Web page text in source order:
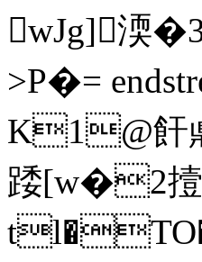
wJg]渜
>P�=
K1@飦
踒[w�2撎